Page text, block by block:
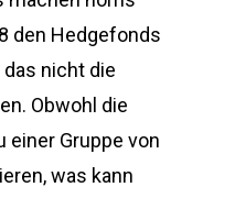
den Hedgefonds
das nicht die
Obwohl die
einer Gruppe von
was kann